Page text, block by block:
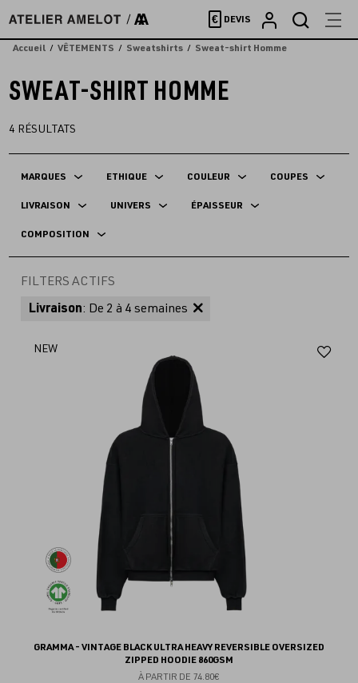
directement
au
€ DEVIS
Accueil VÊTEMENTS Sweatshirts Sweat-shirt Homme
SWEAT-SHIRT HOMME
4 RÉSULTATS
MARQUES ETHIQUE COULEUR COUPES
LIVRAISON UNIVERS ÉPAISSEUR
COMPOSITION
FILTERS ACTIFS
Livraison: De 2 à 4 semaines
NEW
GRAMMA - VINTAGE BLACK ULTRA HEAVY REVERSIBLE OVERSIZED
ZIPPED HOODIE 860GSM
À PARTIR DE 74.80€